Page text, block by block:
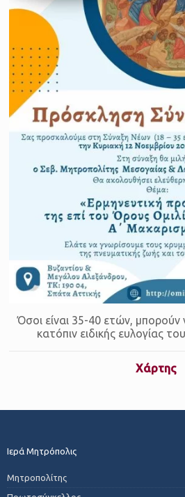
Όσοι είναι 35-40 ετών,
κατόπιν ειδικής ευλογίας
Χάρτης
Ιερά Μητρόπολις
Μητροπολίτης